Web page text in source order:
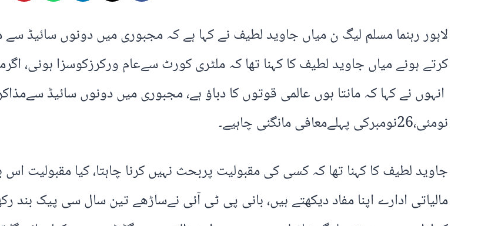
لاہور رہنما مسلم لیگ ن میاں جاوید لطیف نے کہا ہے کہ مجبوری میں دونوں سائیڈ سے
کرتے ہوئے میاں جاوید لطیف کا کہنا تھا کہ ملٹری کورٹ سےعام ورکرزکوسزا ہوئی،
انہوں نے کہا کہ مانتا ہوں عالمی قوتوں کا دباؤ ہے، مجبوری میں دونوں سائیڈ
نومئی،26نومبرکی پہلےمعافی مانگنی چاہیے۔
جاوید لطیف کا کہنا تھا کہ کسی کی مقبولیت پربحث نہیں کرنا چاہتا، کیا مقبولیت
مالیاتی ادارے اپنا مفاد دیکھتے ہیں، بانی پی ٹی آئی نےساڑھے تین سال سی پیک بند